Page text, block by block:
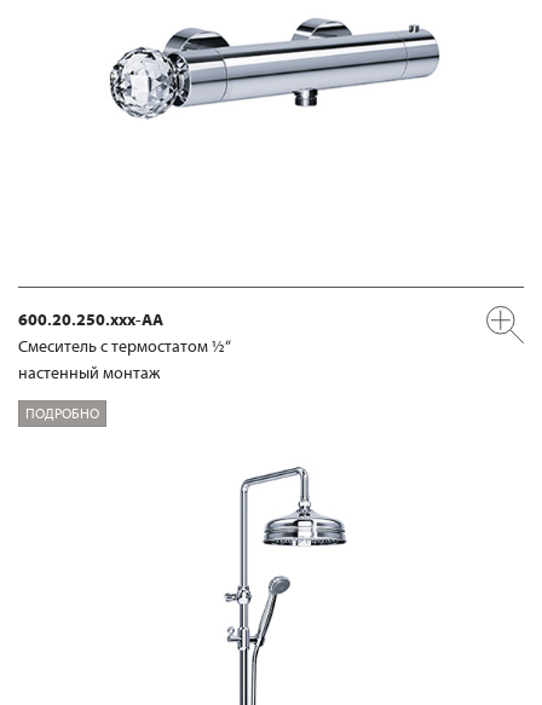
600.20.250.xxx-AA
Смеситель с термостатом ½“
настенный монтаж
ПОДРОБНО